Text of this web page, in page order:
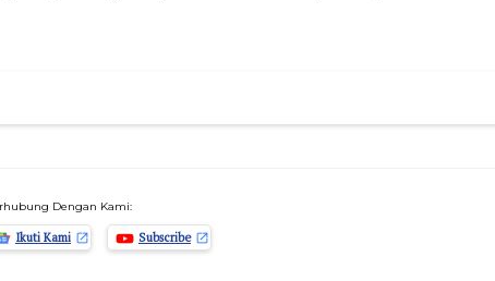
Dengan Kami:
Ikuti Kami Subscribe